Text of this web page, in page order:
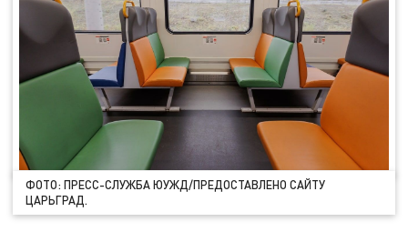
ФОТО: ПРЕСС-СЛУЖБА ЮУЖД/ПРЕДОСТАВЛЕНО САЙТУ
ЦАРЬГРАД.